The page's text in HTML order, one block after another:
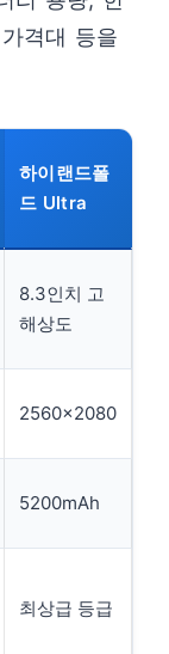
격대 등을
하이랜드폴
드 Ultra
8.3인치 고
해상도
2560×2080
5200mAh
최상급 등급